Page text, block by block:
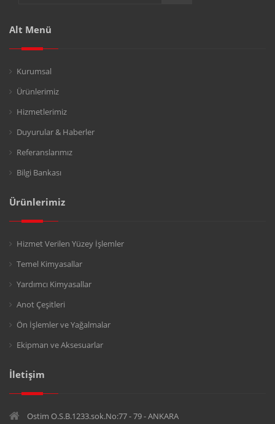
Alt Menü
Kurumsal
Ürünlerimiz
Hizmetlerimiz
Duyurular & Haberler
Referanslarımız
Bilgi Bankası
Ürünlerimiz
Hizmet Verilen Yüzey İşlemler
Temel Kimyasallar
Yardımcı Kimyasallar
Anot Çeşitleri
Ön İşlemler ve Yağalmalar
Ekipman ve Aksesuarlar
İletişim
Ostim O.S.B.1233.sok.No:77 - 79 - ANKARA